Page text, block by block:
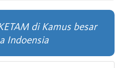
di Kamus besar
Indoensia